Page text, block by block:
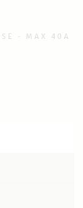
- MAX 40A